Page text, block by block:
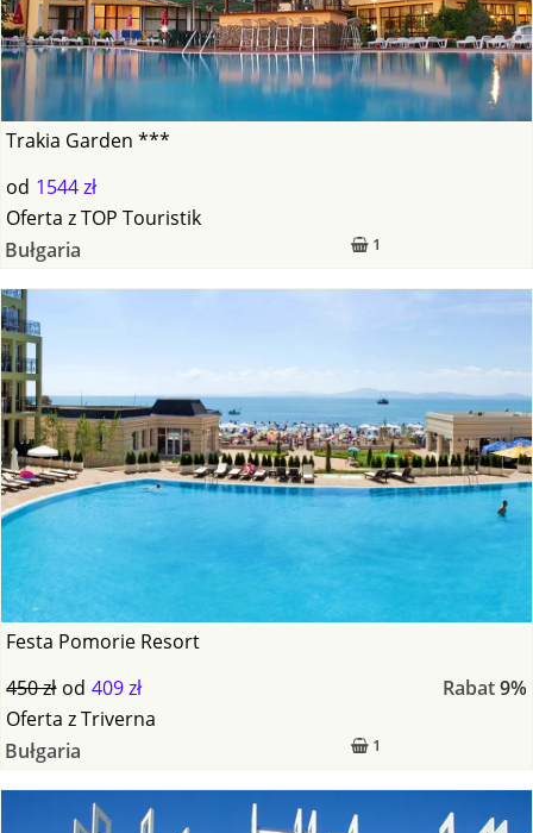
Trakia Garden ***
od 1544 zł
1
Oferta zTOP Touristik
Bułgaria
Festa Pomorie Resort
450 zł od 409 zł Rabat9%
1
Oferta zTriverna
Bułgaria